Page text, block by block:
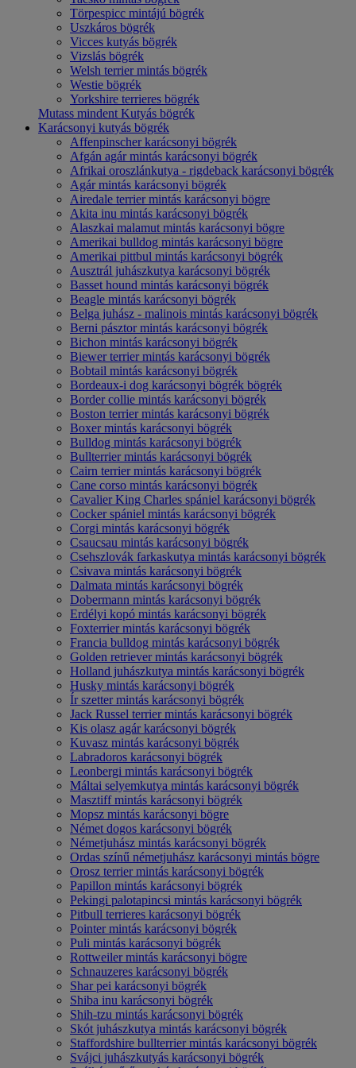
Törpespicc mintájú bögrék
Uszkáros bögrék
Vicces kutyás bögrék
Vizslás bögrék
Welsh terrier mintás bögrék
Westie bögrék
Yorkshire terrieres bögrék
Mutass mindent Kutyás bögrék
Karácsonyi kutyás bögrék
Affenpinscher karácsonyi bögrék
Afgán agár mintás karácsonyi bögrék
Afrikai oroszlánkutya - rigdeback karácsonyi bögrék
Agár mintás karácsonyi bögrék
Airedale terrier mintás karácsonyi bögre
Akita inu mintás karácsonyi bögrék
Alaszkai malamut mintás karácsonyi bögre
Amerikai bulldog mintás karácsonyi bögre
Amerikai pittbul mintás karácsonyi bögrék
Ausztrál juhászkutya karácsonyi bögrék
Basset hound mintás karácsonyi bögrék
Beagle mintás karácsonyi bögrék
Belga juhász - malinois mintás karácsonyi bögrék
Berni pásztor mintás karácsonyi bögrék
Bichon mintás karácsonyi bögrék
Biewer terrier mintás karácsonyi bögrék
Bobtail mintás karácsonyi bögrék
Bordeaux-i dog karácsonyi bögrék bögrék
Border collie mintás karácsonyi bögrék
Boston terrier mintás karácsonyi bögrék
Boxer mintás karácsonyi bögrék
Bulldog mintás karácsonyi bögrék
Bullterrier mintás karácsonyi bögrék
Cairn terrier mintás karácsonyi bögrék
Cane corso mintás karácsonyi bögrék
Cavalier King Charles spániel karácsonyi bögrék
Cocker spániel mintás karácsonyi bögrék
Corgi mintás karácsonyi bögrék
Csaucsau mintás karácsonyi bögrék
Csehszlovák farkaskutya mintás karácsonyi bögrék
Csivava mintás karácsonyi bögrék
Dalmata mintás karácsonyi bögrék
Dobermann mintás karácsonyi bögrék
Erdélyi kopó mintás karácsonyi bögrék
Foxterrier mintás karácsonyi bögrék
Francia bulldog mintás karácsonyi bögrék
Golden retriever mintás karácsonyi bögrék
Holland juhászkutya mintás karácsonyi bögrék
Husky mintás karácsonyi bögrék
Ír szetter mintás karácsonyi bögrék
Jack Russel terrier mintás karácsonyi bögrék
Kis olasz agár karácsonyi bögrék
Kuvasz mintás karácsonyi bögrék
Labradoros karácsonyi bögrék
Leonbergi mintás karácsonyi bögrék
Máltai selyemkutya mintás karácsonyi bögrék
Masztiff mintás karácsonyi bögrék
Mopsz mintás karácsonyi bögre
Német dogos karácsonyi bögrék
Németjuhász mintás karácsonyi bögrék
Ordas színű németjuhász karácsonyi mintás bögre
Orosz terrier mintás karácsonyi bögrék
Papillon mintás karácsonyi bögrék
Pekingi palotapincsi mintás karácsonyi bögrék
Pitbull terrieres karácsonyi bögrék
Pointer mintás karácsonyi bögrék
Puli mintás karácsonyi bögrék
Rottweiler mintás karácsonyi bögre
Schnauzeres karácsonyi bögrék
Shar pei karácsonyi bögrék
Shiba inu karácsonyi bögrék
Shih-tzu mintás karácsonyi bögrék
Skót juhászkutya mintás karácsonyi bögrék
Staffordshire bullterrier mintás karácsonyi bögrék
Svájci juhászkutyás karácsonyi bögrék